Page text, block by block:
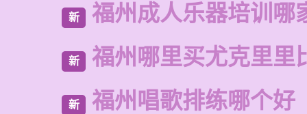
新 福州成人乐器培训哪
新 福州哪里买尤克里里
新 福州唱歌排练哪个好